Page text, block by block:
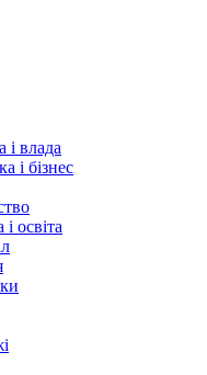
і влада
і бізнес
освіта